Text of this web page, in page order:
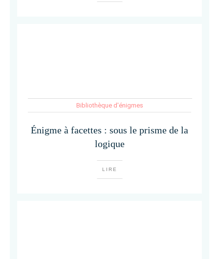
Bibliothèque d'énigmes
Énigme à facettes : sous le prisme de la
logique
LIRE